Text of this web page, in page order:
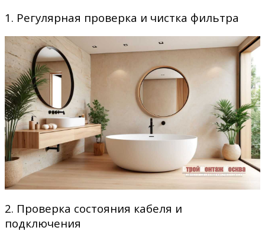
1. Регулярная проверка и чистка фильтра
2. Проверка состояния кабеля и
подключения